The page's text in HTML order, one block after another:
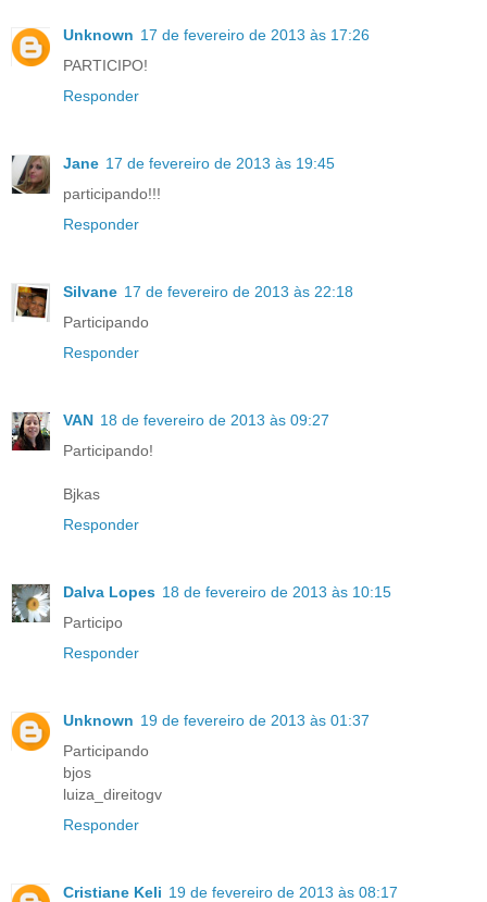
Unknown 17 de fevereiro de 2013 às 17:26
PARTICIPO!
Responder
Jane 17 de fevereiro de 2013 às 19:45
participando!!!
Responder
Silvane 17 de fevereiro de 2013 às 22:18
Participando
Responder
VAN 18 de fevereiro de 2013 às 09:27
Participando!
Bjkas
Responder
Dalva Lopes 18 de fevereiro de 2013 às 10:15
Participo
Responder
Unknown 19 de fevereiro de 2013 às 01:37
Participando
bjos
luiza_direitogv
Responder
Cristiane Keli 19 de fevereiro de 2013 às 08:17